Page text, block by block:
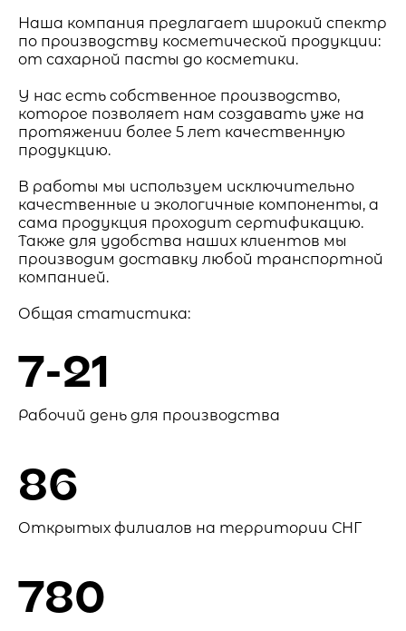
Наша компания предлагает широкий спектр
по производству косметической продукции:
от сахарной пасты до косметики.
У нас есть собственное производство,
которое позволяет нам создавать уже на
протяжении более 5 лет качественную
продукцию.
В работы мы используем исключительно
качественные и экологичные компоненты, а
сама продукция проходит сертификацию.
Также для удобства наших клиентов мы
производим доставку любой транспортной
компанией.
Общая статистика:
7-21
Рабочий день для производства
86
Открытых филиалов на территории СНГ
780